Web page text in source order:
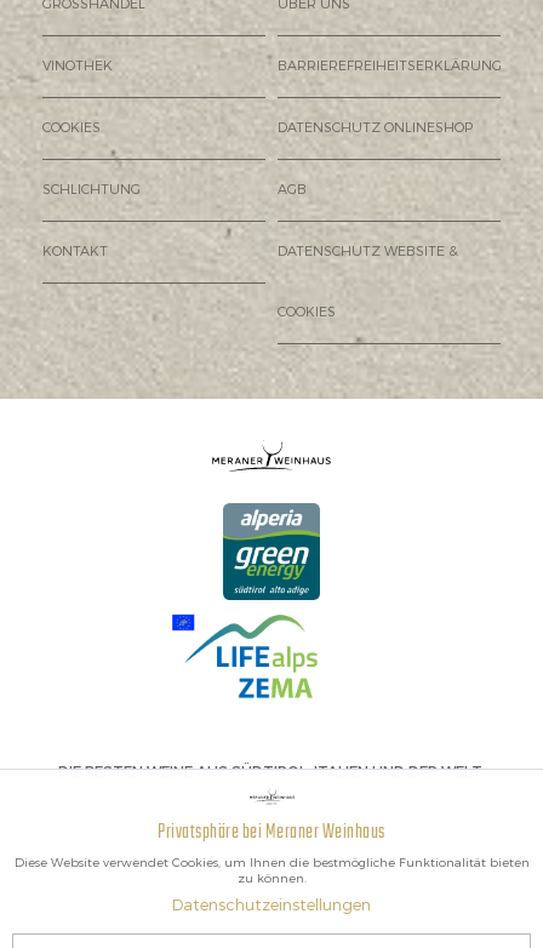
GROSSHANDEL ÜBER UNS
VINOTHEK BARRIEREFREIHEITSERKLÄRUNG
COOKIES DATENSCHUTZ ONLINESHOP
SCHLICHTUNG AGB
KONTAKT DATENSCHUTZ WEBSITE &
COOKIES
DIE BESTEN WEINE AUS SÜDTIROL, ITALIEN UND DER WELT.
Privatsphäre bei Meraner Weinhaus
Diese Website verwendet Cookies, um Ihnen die bestmögliche Funktionalität bieten
zu können.
Datenschutzeinstellungen